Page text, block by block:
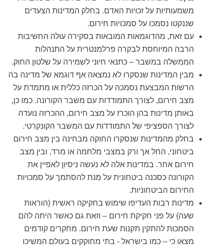
משמעותיות על זכויות האדם. בחלק המדינות הצעדים
שננקטו נסמכו על סמכויות חירום.
עם זאת, מהדוגמאות המובאות בסקירה עולה החשיבות
הרבה המיוחסת לבקרה פרלמנטרית על התנהלות
הממשלה במשבר – כתנאי חיוני לשמירה על שלטון החוק.
מבין המדינות שנסקרו לא נמצאה אף דוגמא של מדינה בה
הרשות המבצעת נסמכה על הכרזה כללית או מתמדת על
מצב חירום, לצורך התמודדות עם משבר הקורונה. כמו כן,
באותן מדינות בהן הוכרז על מצב חירום, ההכרזה נועדה
לצורך הספציפי של התמודדות עם המשבר הקונקרטי.
בחלק מהמדינות שנסקרו החוקה מבחינה בין מצב חירום
ביטחוני, החל אך ורק במצבי מלחמה או מרד, ובין מצב
חירום אחר. במדינות אלה לא נעשה ניסיון לאפיין את
הקורונה כסכנה ביטחונית על מנת להסתמך על סמכויות
החירום הביטחוניות.
מדינות רבות העדיפו שימוש בחקיקה ראשית (הוראות
שעה) על פני חקיקת חירום – וזאת גם כאשר היתה להם
הסמכות להתקין תקנות שעת חירום. מחקרים קודמים
מצאו כי – כמו בישראל - בתי מחוקקים בעולם המשיכו